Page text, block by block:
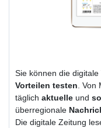
Sie können die digitale
Vorteilen testen .
täglich aktuelle und
überregionale
Die digitale Zeitung